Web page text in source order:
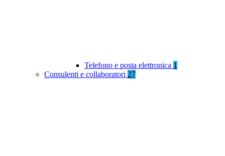
Telefono e posta elettronica 1
Consulenti e collaboratori 27